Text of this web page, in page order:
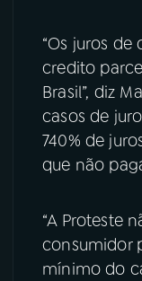
Instagram
TikTok
“Os juros
credito
Brasil”, diz
casos de
740% de
que não
“A Proteste
consumidor
mínimo do